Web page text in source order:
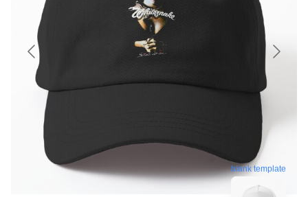
blank template